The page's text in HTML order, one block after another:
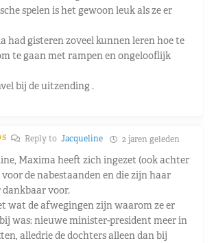
spelen is het gewoon leuk als ze er
had gisteren zoveel kunnen leren hoe te
te gaan met rampen en ongelooflijk
bij de uitzending .
Reply to Jacqueline 2 jaren geleden
Maxima heeft zich ingezet (ook achter
voor de nabestaanden en die zijn haar
dankbaar voor.
wat de afwegingen zijn waarom ze er
was: nieuwe minister-president meer in
alledrie de dochters alleen dan bij